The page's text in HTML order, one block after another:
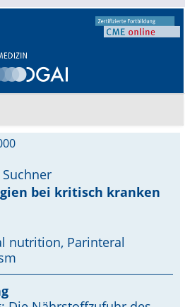
bei kritisch kranken
nutrition, Parinteral